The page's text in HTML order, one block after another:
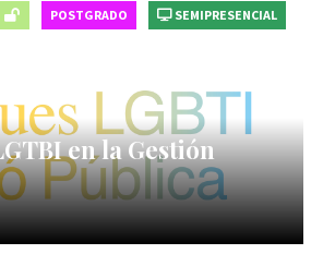
POSTGRADO SEMIPRESENCIAL
en la Gestión